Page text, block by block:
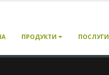
ПРОДУКТИ ПОСЛУГИ